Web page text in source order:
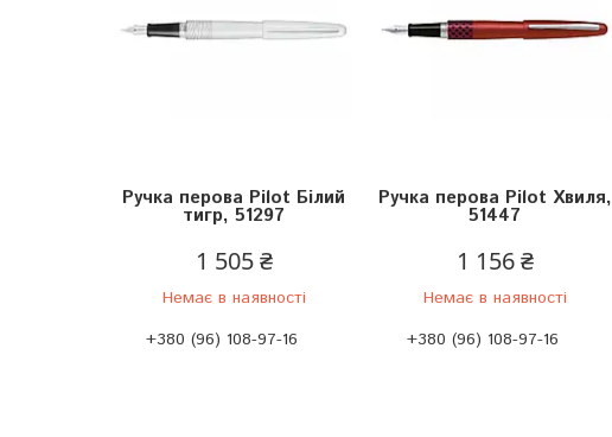
Ручка перова Pilot Білий
тигр, 51297
1 505 ₴
Немає в наявності
+380 (96) 108-97-16
Ручка перова Pilot Хвиля,
51447
1 156 ₴
Немає в наявності
+380 (96) 108-97-16